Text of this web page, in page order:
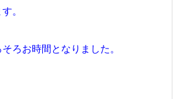
。
ろお時間となりました。